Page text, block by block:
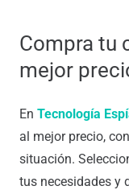
Compra tu
mejor
En Tecnología
al mejor precio,
situación.
tus necesidades y